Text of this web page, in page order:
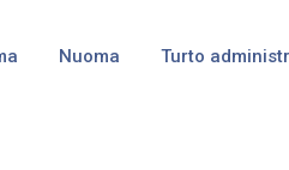
Nuoma Turto